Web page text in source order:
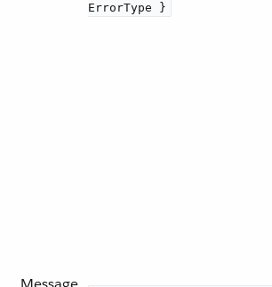
ErrorType }